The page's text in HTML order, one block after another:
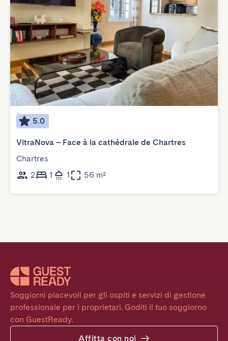
5.0
VitraNova – Face à la cathédrale de Chartres
Chartres
2
1 1 56 m²
Soggiorni piacevoli per gli ospiti e servizi di gestione
professionale per i proprietari. Goditi il tuo soggiorno
con GuestReady.
Affitta con noi